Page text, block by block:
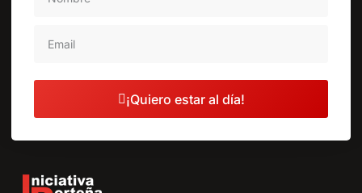
¡Quiero estar al día!